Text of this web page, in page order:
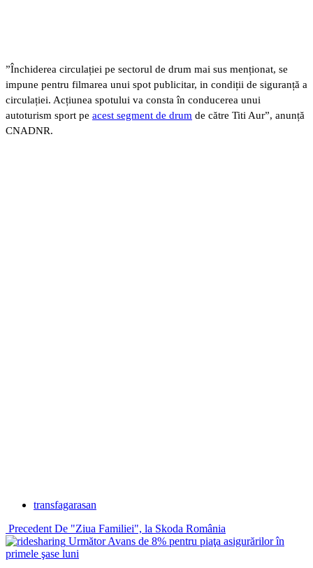
”Închiderea circulației pe sectorul de drum mai sus menționat, se
impune pentru filmarea unui spot publicitar, in condiții de siguranță a
circulației. Acțiunea spotului va consta în conducerea unui
autoturism sport pe acest segment de drum de către Titi Aur”, anunță
CNADNR.
transfagarasan
Precedent De "Ziua Familiei", la Skoda România
Următor Avans de 8% pentru piaţa asigurărilor în
primele şase luni